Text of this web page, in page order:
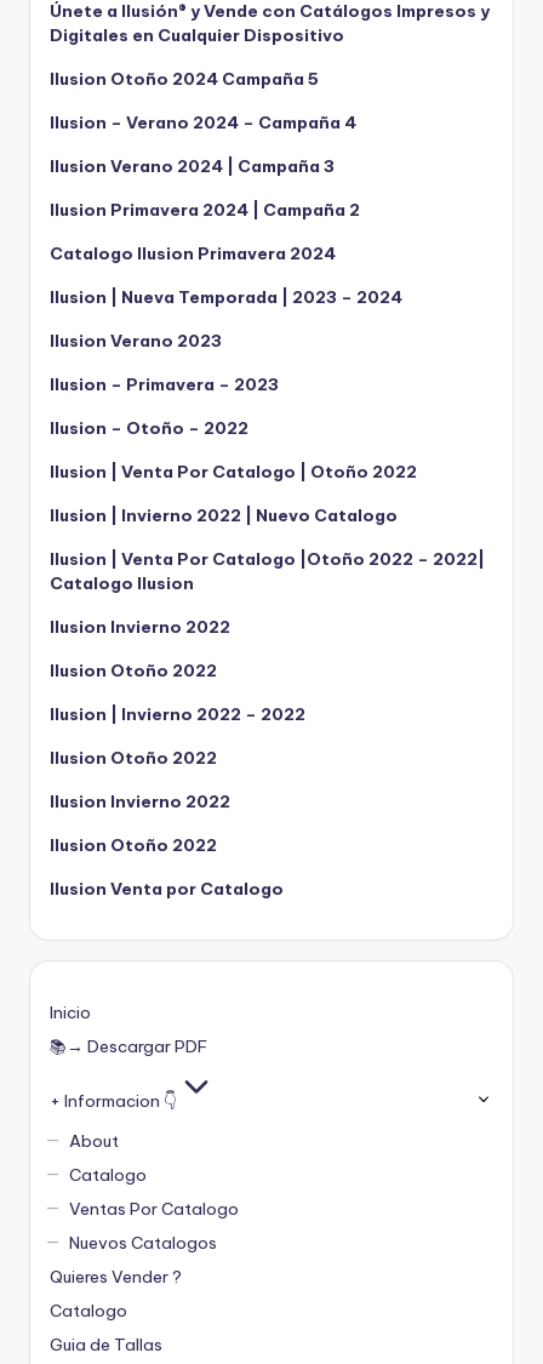
Únete a Ilusión® y Vende con Catálogos Impresos y
Digitales en Cualquier Dispositivo
Ilusion Otoño 2024 Campaña 5
Ilusion – Verano 2024 – Campaña 4
Ilusion Verano 2024 | Campaña 3
Ilusion Primavera 2024 | Campaña 2
Catalogo Ilusion Primavera 2024
Ilusion | Nueva Temporada | 2023 – 2024
Ilusion Verano 2023
Ilusion – Primavera – 2023
Ilusion – Otoño – 2022
Ilusion | Venta Por Catalogo | Otoño 2022
Ilusion | Invierno 2022 | Nuevo Catalogo
Ilusion | Venta Por Catalogo |Otoño 2022 – 2022|
Catalogo Ilusion
Ilusion Invierno 2022
Ilusion Otoño 2022
Ilusion | Invierno 2022 – 2022
Ilusion Otoño 2022
Ilusion Invierno 2022
Ilusion Otoño 2022
Ilusion Venta por Catalogo
Inicio
📚→ Descargar PDF
+ Informacion 👇
About
Catalogo
Ventas Por Catalogo
Nuevos Catalogos
Quieres Vender ?
Catalogo
Guia de Tallas